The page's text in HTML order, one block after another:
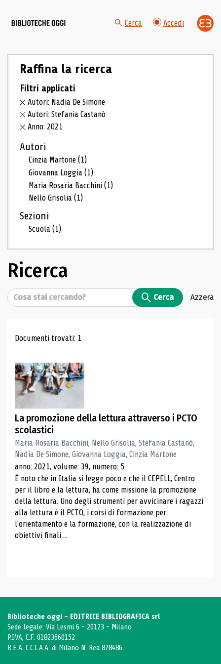
Cerca Accedi
Raffina la ricerca
Filtri applicati
Autori: Nadia De Simone
Autori: Stefania Castanò
Anno: 2021
Autori
Cinzia Martone(1)
Giovanna Loggia(1)
Maria Rosaria Bacchini(1)
Nello Grisolia(1)
Sezioni
Scuola(1)
Ricerca
Cerca Cerca Azzera
Risultati di ricerca
Documenti trovati: 1
La promozione della lettura attraverso i PCTO
scolastici
Maria Rosaria Bacchini, Nello Grisolia, Stefania Castanò,
Nadia De Simone, Giovanna Loggia, Cinzia Martone
anno: 2021, volume: 39, numero: 5
È noto che in Italia si legge poco e che il CEPELL, Centro
per il libro e la lettura, ha come missione la promozione
della lettura. Uno degli strumenti per avvicinare i ragazzi
alla lettura è il PCTO, i corsi di formazione per
l'orientamento e la formazione, con la realizzazione di
obiettivi finali ...
Biblioteche oggi - EDITRICE BIBLIOGRAFICA srl
Sede legale: Via Lesmi 6 - 20123 - Milano
P.IVA, C.F. 01823660152
R.E.A. C.C.I.A.A. di Milano N. Rea 878486